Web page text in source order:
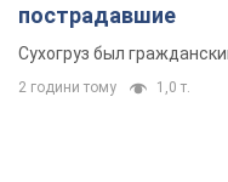
пострадавшие
Сухогруз был
2 години тому 1,0 т.